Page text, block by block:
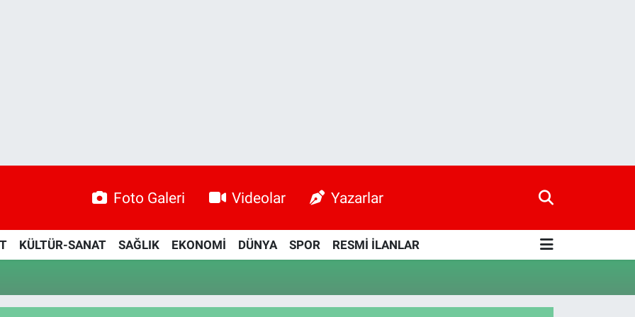
Foto Galeri Videolar Yazarlar
KÜLTÜR-SANAT SAĞLIK EKONOMİ DÜNYA SPOR RESMİ İLANLAR